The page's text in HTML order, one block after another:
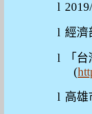
l
l 經濟
l
「
(
l 高雄